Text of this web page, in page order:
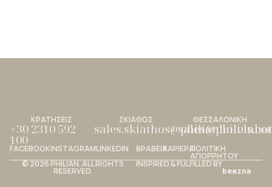
ΣΚΙΑΘΟΣ
ΚΡΑΤΗΣΕΙΣ
+30 2310 592
100
ΘΕΣΣΑΛΟΝΙΚΗ
FACEBOOKINSTAGRAMLINKEDIN ΒΡΑΒΕΙΑΚΑΡΙΕΡΑΠΟΛΙΤΙΚΗ
ΑΠΟΡΡΗΤΟΥ
© 2026 PHILIAN. ALL RIGHTS
RESERVED.
INSPIRED & FULFILLED BY
beezna